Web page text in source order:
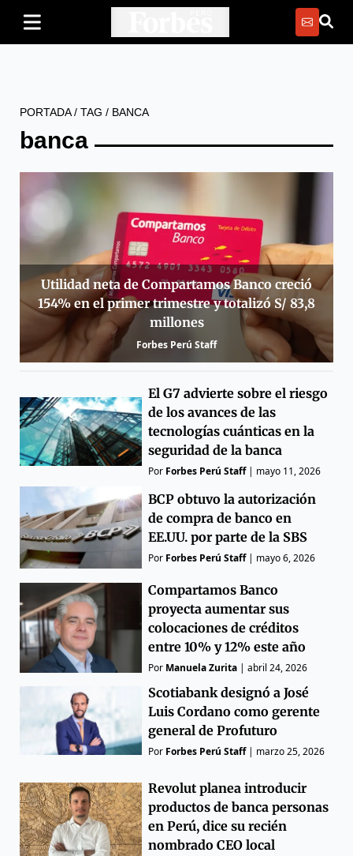
PORTADA/ TAG / BANCA
banca
Utilidad neta de Compartamos Banco creció
154% en el primer trimestre y totalizó S/ 83,8
millones
Forbes Perú Staff
El G7 advierte sobre el riesgo
de los avances de las
tecnologías cuánticas en la
seguridad de la banca
Por Forbes Perú Staff| mayo 11, 2026
BCP obtuvo la autorización
de compra de banco en
EE.UU. por parte de la SBS
Por Forbes Perú Staff| mayo 6, 2026
Compartamos Banco
proyecta aumentar sus
colocaciones de créditos
entre 10% y 12% este año
Por Manuela Zurita |abril 24, 2026
Scotiabank designó a José
Luis Cordano como gerente
general de Profuturo
Por Forbes Perú Staff| marzo 25, 2026
Revolut planea introducir
productos de banca personas
en Perú, dice su recién
nombrado CEO local